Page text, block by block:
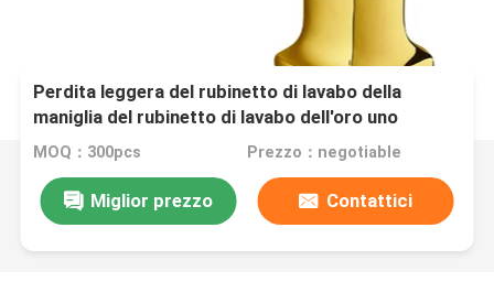
Perdita leggera del rubinetto di lavabo della
maniglia del rubinetto di lavabo dell'oro uno
resistente
MOQ：300pcs Prezzo：negotiable
Miglior prezzo Contattici